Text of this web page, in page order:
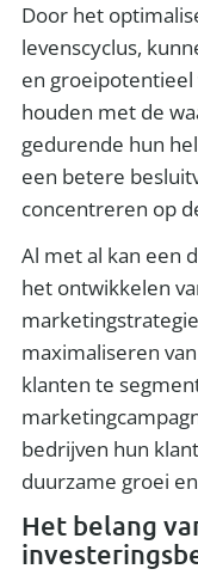
Door het
levenscyclus,
en
houden met de
gedurende hun
een betere
concentreren op
Al met al kan een
het ontwikkelen
maximaliseren
klanten te
bedrijven hun
duurzame groei
Het belang